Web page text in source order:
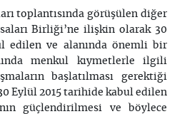
toplantısında görüşülen diğer
Birliği’ne ilişkin olarak 30
edilen ve alanında önemli bir
menkul kıymetlerle ilgili
başlatılması gerektiği
Eylül 2015 tarihide kabul edilen
güçlendirilmesi ve böylece